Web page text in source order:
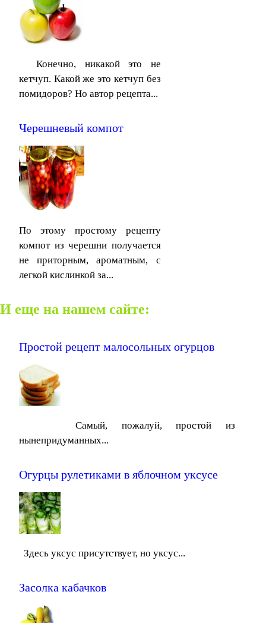
Конечно, никакой это не
кетчуп. Какой же это кетчуп без
помидоров? Но автор рецепта...
Черешневый компот
По этому простому рецепту
компот из черешни получается
не приторным, ароматным, с
легкой кислинкой за...
И еще на нашем сайте:
Простой рецепт малосольных огурцов
Самый, пожалуй, простой из
нынепридуманных...
Огурцы рулетиками в яблочном уксусе
Здесь уксус присутствует, но уксус...
Засолка кабачков